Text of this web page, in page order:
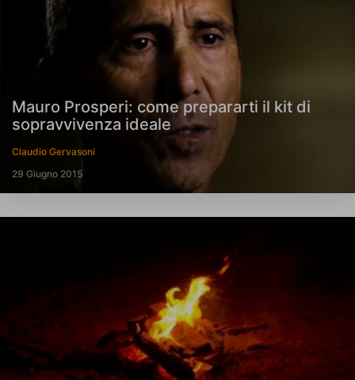
Mauro Prosperi: come prepararti il kit di
sopravvivenza ideale
Claudio Gervasoni
29 Giugno 2015